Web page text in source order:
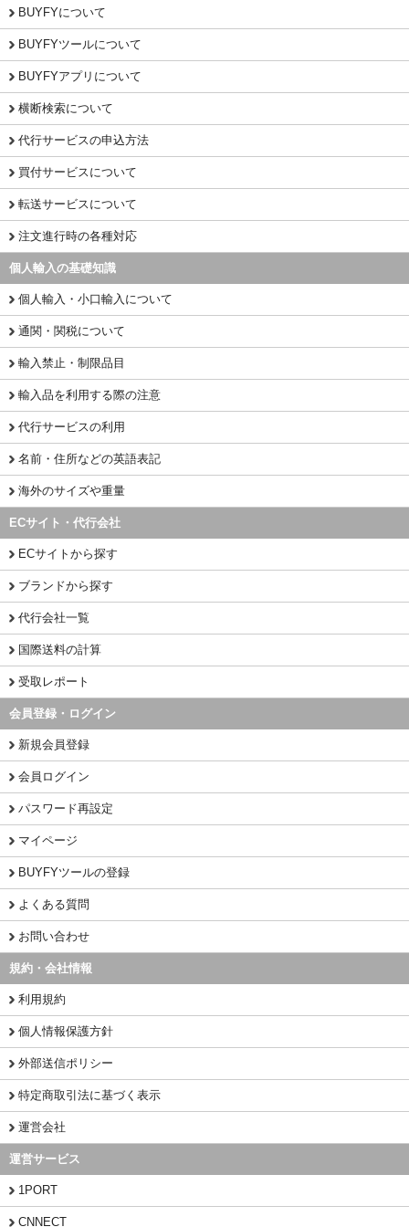
BUYFYについて
BUYFYツールについて
BUYFYアプリについて
横断検索について
代行サービスの申込方法
買付サービスについて
転送サービスについて
注文進行時の各種対応
個人輸入の基礎知識
個人輸入・小口輸入について
通関・関税について
輸入禁止・制限品目
輸入品を利用する際の注意
代行サービスの利用
名前・住所などの英語表記
海外のサイズや重量
ECサイト・代行会社
ECサイトから探す
ブランドから探す
代行会社一覧
国際送料の計算
受取レポート
会員登録・ログイン
新規会員登録
会員ログイン
パスワード再設定
マイページ
BUYFYツールの登録
よくある質問
お問い合わせ
規約・会社情報
利用規約
個人情報保護方針
外部送信ポリシー
特定商取引法に基づく表示
運営会社
運営サービス
1PORT
CNNECT